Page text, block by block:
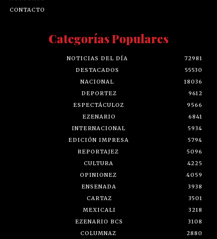
CONTACTO
Categorías Populares
NOTICIAS DEL DÍA
72981
DESTACADOS
55530
NACIONAL
18036
DEPORTEZ
9612
ESPECTÁCULOZ
9566
EZENARIO
6841
INTERNACIONAL
5934
EDICIÓN IMPRESA
5794
REPORTAJEZ
5096
CULTURA
4225
OPINIONEZ
4059
ENSENADA
3938
CARTAZ
3501
MEXICALI
3218
EZENARIO BCS
3108
COLUMNAZ
2880